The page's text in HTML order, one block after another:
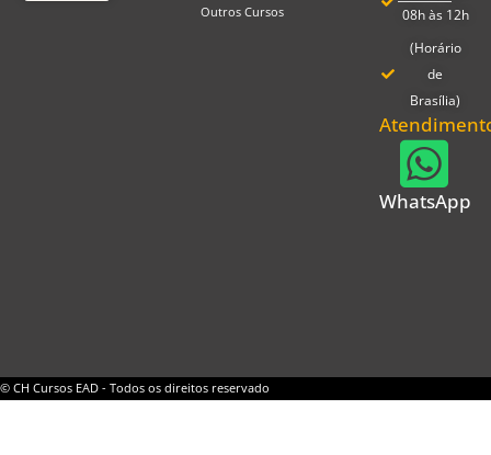
Outros Cursos
08h às 12h
(Horário
de
Brasília)
WhatsApp
© CH Cursos EAD - Todos os direitos reservado